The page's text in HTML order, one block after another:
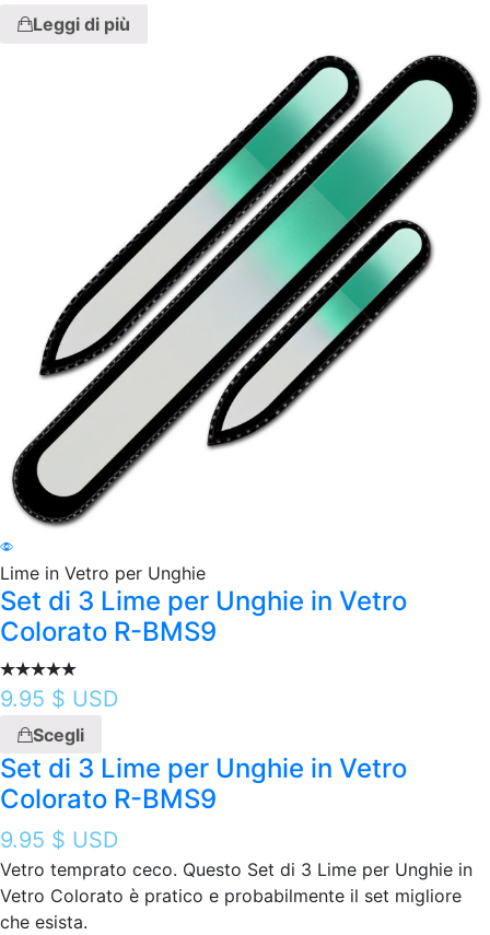
Leggi di più
Lime in Vetro per Unghie
Set di 3 Lime per Unghie in Vetro
Colorato R-BMS9
9.95 $ USD
Scegli
Set di 3 Lime per Unghie in Vetro
Colorato R-BMS9
9.95 $ USD
Vetro temprato ceco. Questo Set di 3 Lime per Unghie in
Vetro Colorato è pratico e probabilmente il set migliore
che esista.